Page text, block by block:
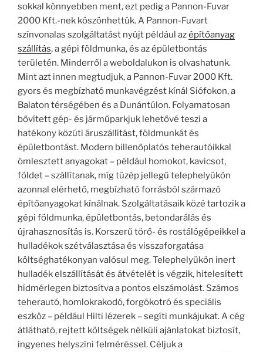
sokkal könnyebben ment, ezt pedig a Pannon-Fuvar
2000 Kft.-nek köszönhettük. A Pannon-Fuvart
színvonalas szolgáltatást nyújt például azépítőanyag
szállítás, a gépi földmunka, és az épületbontás
területén. Minderről a weboldalukon is olvashatunk.
Mint azt innen megtudjuk, a Pannon-Fuvar 2000 Kft.
gyors és megbízható munkavégzést kínál Siófokon, a
Balaton térségében és a Dunántúlon. Folyamatosan
bővített gép- és járműparkjuk lehetővé teszi a
hatékony közúti áruszállítást, földmunkát és
épületbontást. Modern billenőplatós teherautóikkal
ömlesztett anyagokat – például homokot, kavicsot,
földet – szállítanak, míg tüzép jellegű telephelyükön
azonnal elérhető, megbízható forrásból származó
építőanyagokat kínálnak. Szolgáltatásaik közé tartozik a
gépi földmunka, épületbontás, betondarálás és
újrahasznosítás is. Korszerű törő- és rostálógépeikkel a
hulladékok szétválasztása és visszaforgatása
költséghatékonyan valósul meg. Telephelyükön inert
hulladék elszállítását és átvételét is végzik, hitelesített
hídmérlegen biztosítva a pontos elszámolást. Számos
teherautó, homlokrakodó, forgókotró és speciális
eszköz – például Hilti lézerek – segíti munkájukat. A cég
átlátható, rejtett költségek nélküli ajánlatokat biztosít,
ingyenes helyszíni felméréssel. Céljuk a